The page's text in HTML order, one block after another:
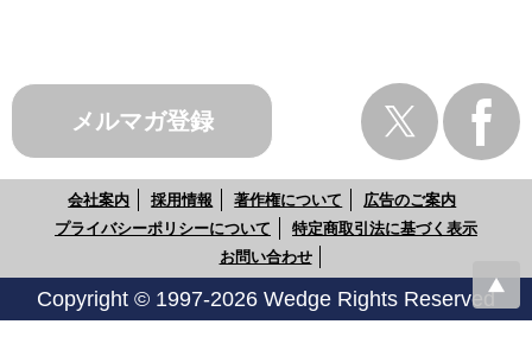
メルマガ登録
会社案内 採用情報 著作権について
広告のご案内
プライバシーポリシーについて
特定商取引法に基づく表示
お問い合わせ
Copyright © 1997-2026 Wedge Rights Reserved